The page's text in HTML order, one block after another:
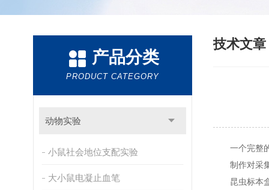
产品分类
PRODUCT CATEGORY
动物实验
小鼠社会地位支配实验
大小鼠电凝止血笔
技术文章
一个完整的
制作对采集
昆虫标本盒